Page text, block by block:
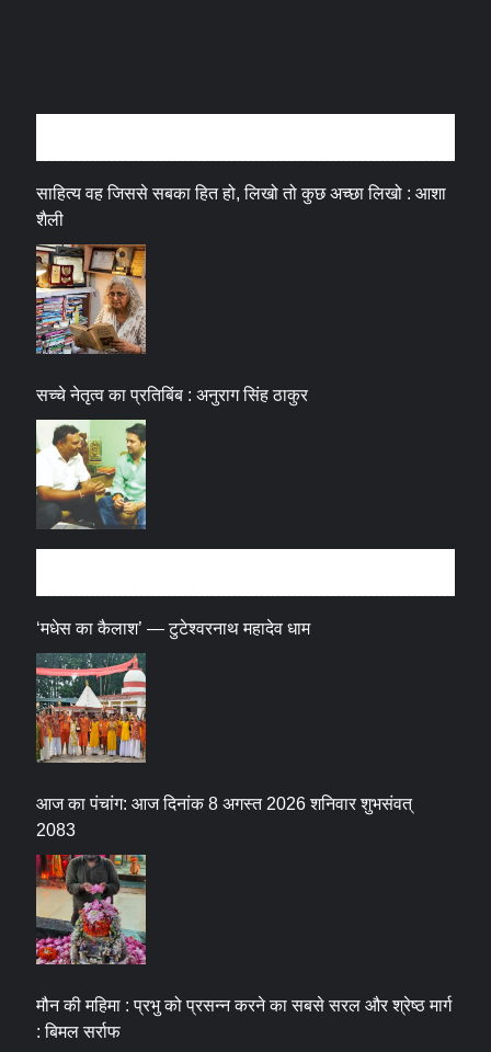
साहित्य वह जिससे सबका हित हो, लिखो तो कुछ अच्छा लिखो : आशा
शैली
सच्चे नेतृत्व का प्रतिबिंब : अनुराग सिंह ठाकुर
‘मधेस का कैलाश’ — टुटेश्वरनाथ महादेव धाम
आज का पंचांग: आज दिनांक 8 अगस्त 2026 शनिवार शुभसंवत्
2083
मौन की महिमा : प्रभु को प्रसन्न करने का सबसे सरल और श्रेष्ठ मार्ग
: बिमल सर्राफ